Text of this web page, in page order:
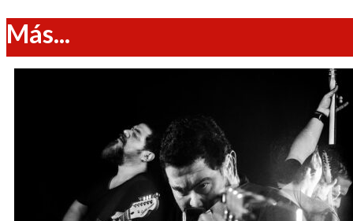
Más...